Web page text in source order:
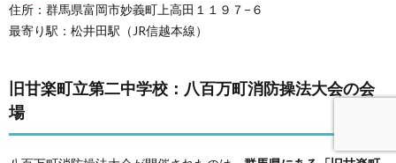
住所：群馬県富岡市妙義町上高田１１９７−６
最寄り駅：松井田駅（JR信越本線）
旧甘楽町立第二中学校：八百万町消防操法大会の会
場